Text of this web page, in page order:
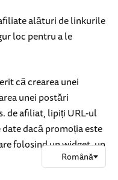
alături de linkurile
loc pentru a le
că crearea unei
unei postări
de afiliat, lipiți URL-ul
dacă promoția este
folosind un widget, un